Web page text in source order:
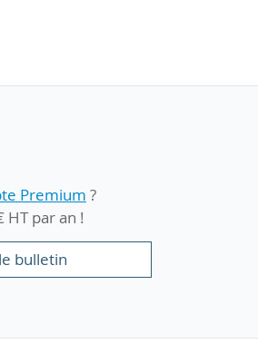
Premium ?
HT par an !
bulletin